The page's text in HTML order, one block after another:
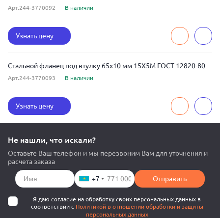
Арт.244-3770092 В наличии
Узнать цену
Стальной фланец под втулку 65x10 мм 15Х5М ГОСТ 12820-80
Арт.244-3770093 В наличии
Узнать цену
Не нашли, что искали?
Оставьте Ваш телефон и мы перезвоним Вам для уточнения и
расчета заказа
+7 Отправить
Я даю согласие на обработку своих персональных данных в
соответствии с Политикой в отношении обработки и защиты
персональных данных